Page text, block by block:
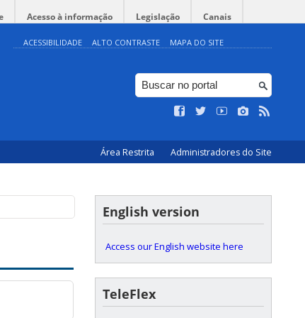
Acesso à informação Legislação Canais
ACESSIBILIDADE ALTO CONTRASTE MAPA DO SITE
Área Restrita Administradores do Site
English version
Access our English website here
TeleFlex